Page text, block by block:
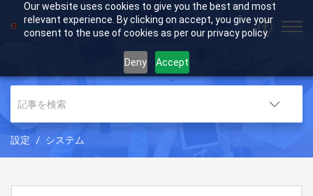
Our website uses cookies to give you the best and most
relevant experience. By clicking on accept, you give your
consent to the use of cookies as per our privacy policy.
Deny Accept
設定 システム